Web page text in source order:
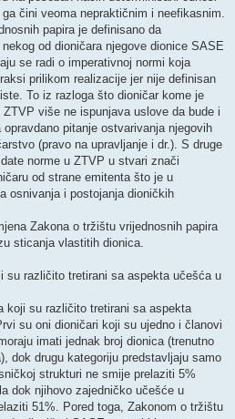
čini veoma nepraktičnim i neefikasnim.
papira je definisano da
od dioničara njegove dionice SASE
se radi o imperativnoj normi koja
prilikom realizacije jer nije definisan
To iz razloga što dioničar kome je
više ne ispunjava uslove da bude i
pitanje ostvarivanja njegovih
(pravo na upravljanje i dr.). S druge
norme u ZTVP u stvari znači
od strane emitenta što je u
osnivanja i postojanja dioničkih
Zakona o tržištu vrijednosnih papira
sticanja vlastitih dionica.
su različito tretirani sa aspekta učešća u
koji su različito tretirani sa aspekta
su oni dioničari koji su ujedno i članovi
imati jednak broj dionica (trenutno
dok drugu kategoriju predstavljaju samo
strukturi ne smije prelaziti 5%
dok njihovo zajedničko učešće u
51%. Pored toga, Zakonom o tržištu